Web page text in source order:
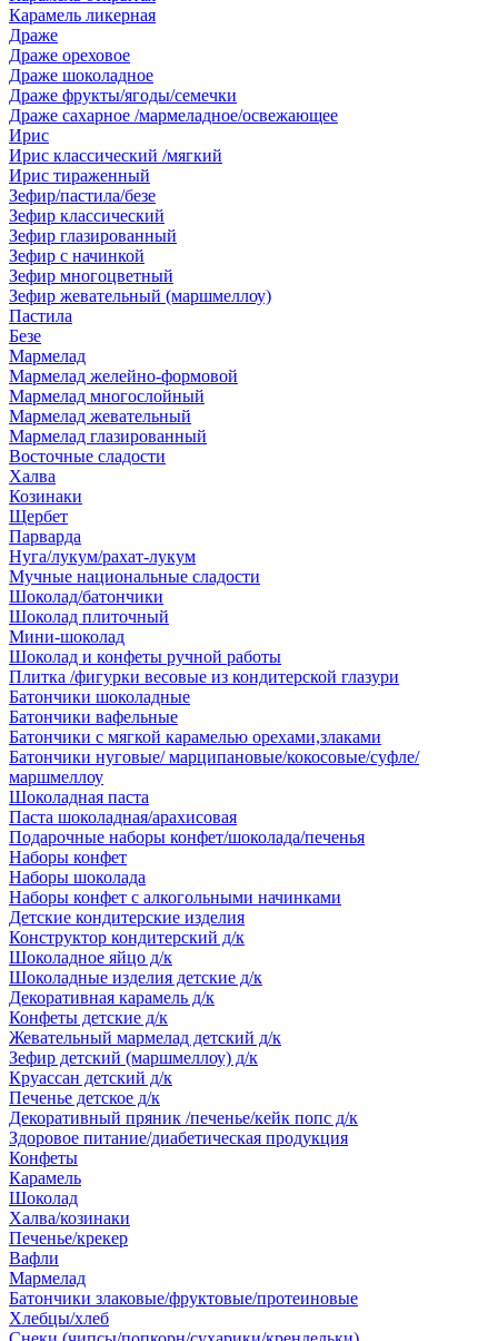
Карамель ликерная
Драже
Драже ореховое
Драже шоколадное
Драже фрукты/ягоды/семечки
Драже сахарное /мармеладное/освежающее
Ирис
Ирис классический /мягкий
Ирис тираженный
Зефир/пастила/безе
Зефир классический
Зефир глазированный
Зефир с начинкой
Зефир многоцветный
Зефир жевательный (маршмеллоу)
Пастила
Безе
Мармелад
Мармелад желейно-формовой
Мармелад многослойный
Мармелад жевательный
Мармелад глазированный
Восточные сладости
Халва
Козинаки
Щербет
Парварда
Нуга/лукум/рахат-лукум
Мучные национальные сладости
Шоколад/батончики
Шоколад плиточный
Мини-шоколад
Шоколад и конфеты ручной работы
Плитка /фигурки весовые из кондитерской глазури
Батончики шоколадные
Батончики вафельные
Батончики с мягкой карамелью орехами,злаками
Батончики нуговые/ марципановые/кокосовые/суфле/
маршмеллоу
Шоколадная паста
Паста шоколадная/арахисовая
Подарочные наборы конфет/шоколада/печенья
Наборы конфет
Наборы шоколада
Наборы конфет с алкогольными начинками
Детские кондитерские изделия
Конструктор кондитерский д/к
Шоколадное яйцо д/к
Шоколадные изделия детские д/к
Декоративная карамель д/к
Конфеты детские д/к
Жевательный мармелад детский д/к
Зефир детский (маршмеллоу) д/к
Круассан детский д/к
Печенье детское д/к
Декоративный пряник /печенье/кейк попс д/к
Здоровое питание/диабетическая продукция
Конфеты
Карамель
Шоколад
Халва/козинаки
Печенье/крекер
Вафли
Мармелад
Батончики злаковые/фруктовые/протеиновые
Хлебцы/хлеб